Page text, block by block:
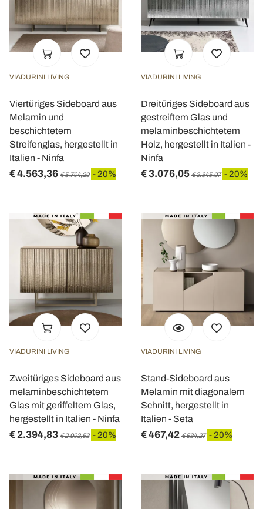
VIADURINI LIVING
Viertüriges Sideboard aus
Melamin und
beschichtetem
Streifenglas, hergestellt in
Italien - Ninfa
€ 4.563,36 € 5.704,20 - 20%
VIADURINI LIVING
Dreitüriges Sideboard aus
gestreiftem Glas und
melaminbeschichtetem
Holz, hergestellt in Italien -
Ninfa
€ 3.076,05 € 3.845,07 - 20%
VIADURINI LIVING
Zweitüriges Sideboard aus
melaminbeschichtetem
Glas mit geriffeltem Glas,
hergestellt in Italien - Ninfa
€ 2.394,83 € 2.993,53 - 20%
VIADURINI LIVING
Stand-Sideboard aus
Melamin mit diagonalem
Schnitt, hergestellt in
Italien - Seta
€ 467,42 € 584,27 - 20%